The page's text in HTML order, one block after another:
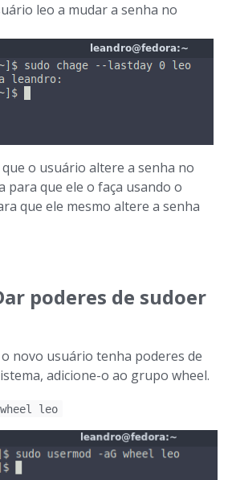
leo a mudar a senha no
o usuário altere a senha no
para que ele o faça usando o
que ele mesmo altere a senha
poderes de sudoer
novo usuário tenha poderes de
adicione-o ao grupo wheel.
leo